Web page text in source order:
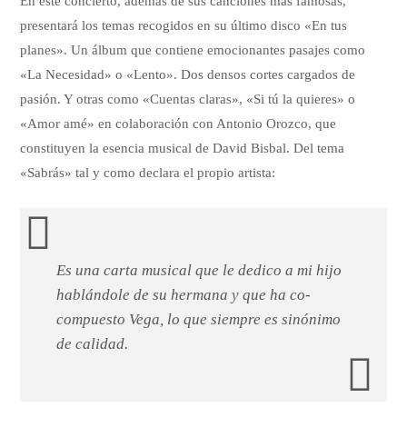
presentará los temas recogidos en su último disco «En tus
planes». Un álbum que contiene emocionantes pasajes como
«La Necesidad» o «Lento». Dos densos cortes cargados de
pasión. Y otras como «Cuentas claras», «Si tú la quieres» o
«Amor amé» en colaboración con Antonio Orozco, que
constituyen la esencia musical de David Bisbal. Del tema
«Sabrás» tal y como declara el propio artista:
Es una carta musical que le dedico a mi hijo
hablándole de su hermana y que ha co-
compuesto Vega, lo que siempre es sinónimo
de calidad.